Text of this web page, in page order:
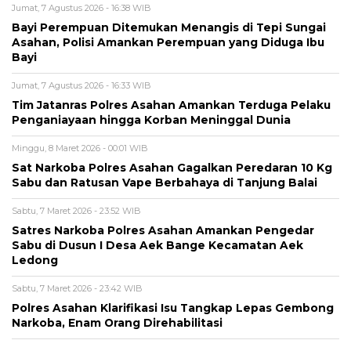
Jumat, 7 Agustus 2026 - 16:38 WIB
Bayi Perempuan Ditemukan Menangis di Tepi Sungai
Asahan, Polisi Amankan Perempuan yang Diduga Ibu
Bayi
Jumat, 7 Agustus 2026 - 16:33 WIB
Tim Jatanras Polres Asahan Amankan Terduga Pelaku
Penganiayaan hingga Korban Meninggal Dunia
Minggu, 8 Maret 2026 - 00:01 WIB
Sat Narkoba Polres Asahan Gagalkan Peredaran 10 Kg
Sabu dan Ratusan Vape Berbahaya di Tanjung Balai
Sabtu, 7 Maret 2026 - 23:52 WIB
Satres Narkoba Polres Asahan Amankan Pengedar
Sabu di Dusun I Desa Aek Bange Kecamatan Aek
Ledong
Sabtu, 7 Maret 2026 - 23:42 WIB
Polres Asahan Klarifikasi Isu Tangkap Lepas Gembong
Narkoba, Enam Orang Direhabilitasi